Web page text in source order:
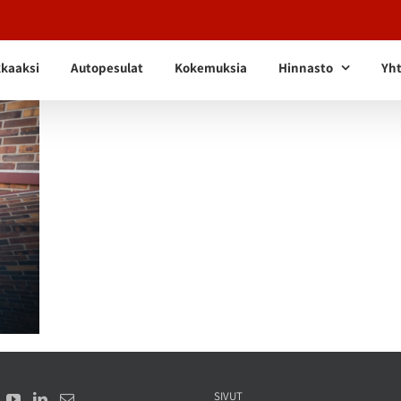
Autopesulat Kokemuksia Hinnasto
SIVUT